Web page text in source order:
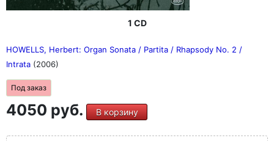
1 CD
HOWELLS, Herbert: Organ Sonata / Partita / Rhapsody No. 2 /
Intrata (2006)
Под заказ
4050 руб. В корзину